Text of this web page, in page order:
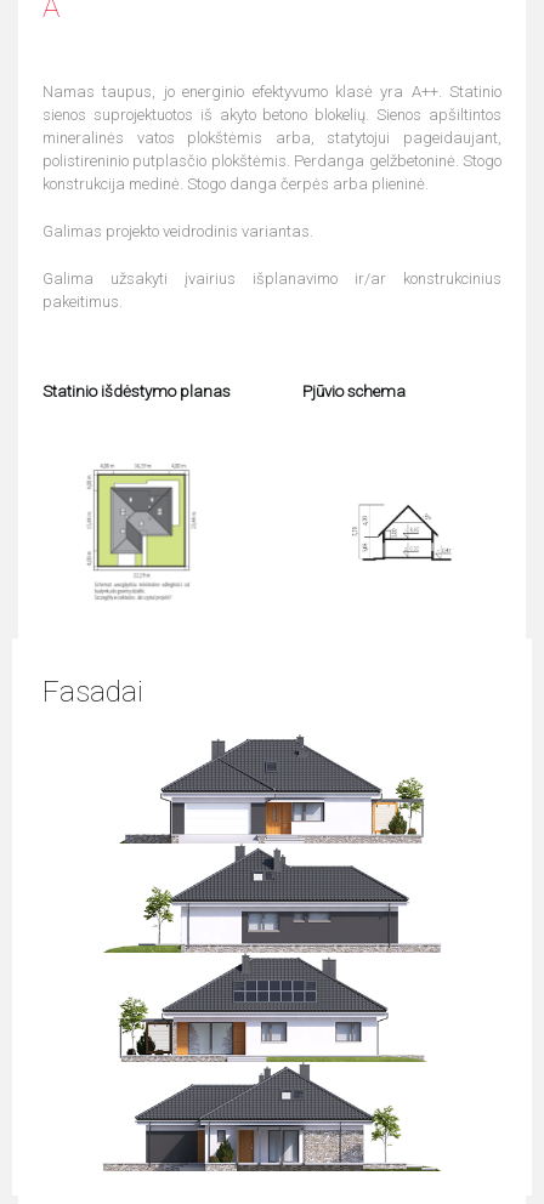
A
Namas taupus, jo energinio efektyvumo klasė yra A++. Statinio
sienos suprojektuotos iš akyto betono blokelių. Sienos apšiltintos
mineralinės vatos plokštėmis arba, statytojui pageidaujant,
polistireninio putplasčio plokštėmis. Perdanga gelžbetoninė. Stogo
konstrukcija medinė. Stogo danga čerpės arba plieninė.
Galimas projekto veidrodinis variantas.
Galima užsakyti įvairius išplanavimo ir/ar konstrukcinius
pakeitimus.
Statinio išdėstymo planas Pjūvio schema
Fasadai